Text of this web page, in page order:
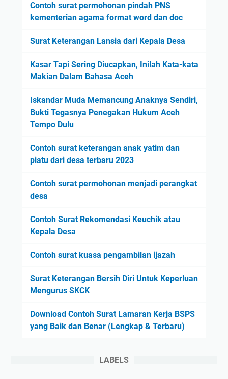
Contoh surat permohonan pindah PNS
kementerian agama format word dan doc
Surat Keterangan Lansia dari Kepala Desa
Kasar Tapi Sering Diucapkan, Inilah Kata-kata
Makian Dalam Bahasa Aceh
Iskandar Muda Memancung Anaknya Sendiri,
Bukti Tegasnya Penegakan Hukum Aceh
Tempo Dulu
Contoh surat keterangan anak yatim dan
piatu dari desa terbaru 2023
Contoh surat permohonan menjadi perangkat
desa
Contoh Surat Rekomendasi Keuchik atau
Kepala Desa
Contoh surat kuasa pengambilan ijazah
Surat Keterangan Bersih Diri Untuk Keperluan
Mengurus SKCK
Download Contoh Surat Lamaran Kerja BSPS
yang Baik dan Benar (Lengkap & Terbaru)
LABELS